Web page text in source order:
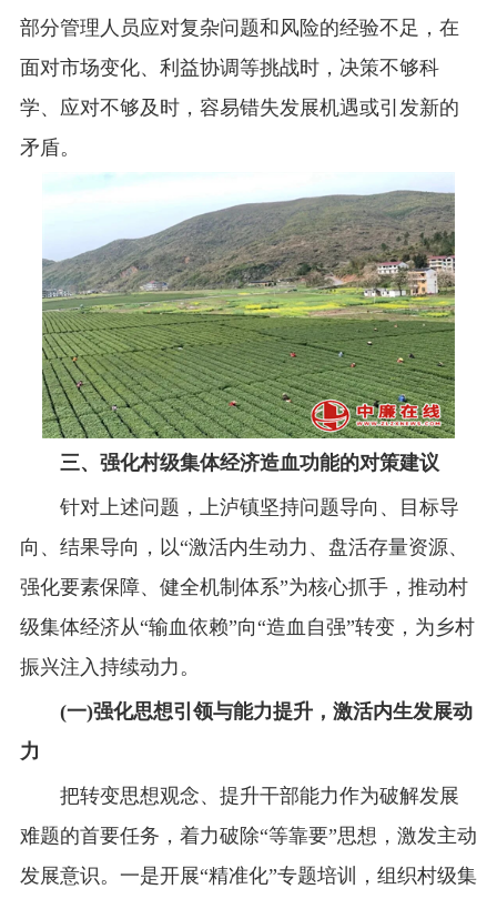
部分管理人员应对复杂问题和风险的经验不足，在
面对市场变化、利益协调等挑战时，决策不够科
学、应对不够及时，容易错失发展机遇或引发新的
矛盾。
三、强化村级集体经济造血功能的对策建议
针对上述问题，上泸镇坚持问题导向、目标导
向、结果导向，以“激活内生动力、盘活存量资源、
强化要素保障、健全机制体系”为核心抓手，推动村
级集体经济从“输血依赖”向“造血自强”转变，为乡村
振兴注入持续动力。
(一)强化思想引领与能力提升，激活内生发展动
力
把转变思想观念、提升干部能力作为破解发展
难题的首要任务，着力破除“等靠要”思想，激发主动
发展意识。一是开展“精准化”专题培训，组织村级集